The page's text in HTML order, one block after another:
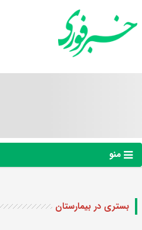
منو
بستری در بیمارستان